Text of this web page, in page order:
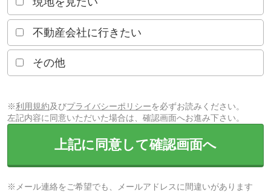
不動産会社に行きたい
その他
※利用規約及びプライバシーポリシーを必ずお読みください。
左記内容に同意いただいた場合は、確認画面へお進み下さい。
上記に同意して確認画面へ
※メール連絡をご希望でも、メールアドレスに間違いがあります